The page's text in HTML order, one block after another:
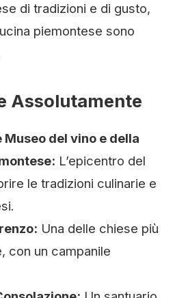
di tradizioni e di gusto,
piemontese sono
Assolutamente
Museo del vino e della
L’epicentro del
le tradizioni culinarie e
Una delle chiese più
con un campanile